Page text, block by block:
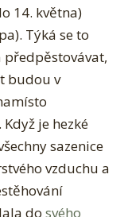
K
14. května)
Týká se to
předpěstovávat,
budou v
je hezké
sazenice
vzduchu a
do svého